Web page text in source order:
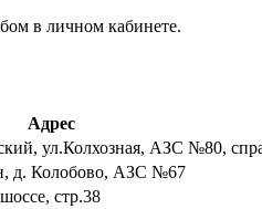
в личном кабинете.
Адрес
ул.Колхозная, АЗС №80,
д. Колобово, АЗС №67
стр.38